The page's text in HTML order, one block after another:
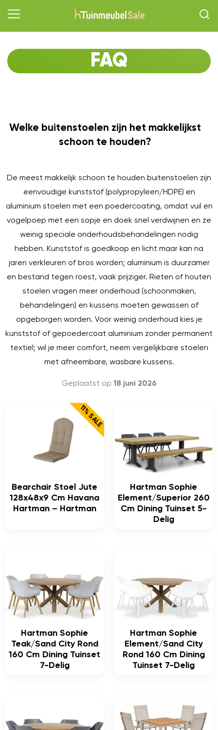
FAQ
Welke buitenstoelen zijn het makkelijkst
schoon te houden?
De meest makkelijk schoon te houden buitenstoelen zijn
eenvoudige kunststof (polypropyleen/HDPE) en
aluminium stoelen met een poedercoating, omdat vuil en
vogelpoep met een sopje en doek snel verdwijnen en ze
weinig speciale onderhoudsbehandelingen nodig
hebben. Kunststof is goedkoop en licht maar kan na
jaren verkleuren of bros worden; aluminium is duurzamer
en bestand tegen roest, vaak prijziger. Rieten of houten
stoelen vragen meer onderhoud (schoonmaken,
behandelingen) en kussens moeten gewassen of
opgeborgen worden. Voor weinig onderhoud kies je
kunststof of gepoedercoat aluminium zonder permanent
textiel; wil je meer comfort, neem vergelijkbare stoelen
met afneembare, wasbare kussens.
Geplaatst op 18 juni 2026
11% SALE
Bearchair Stoel Jute
128x48x9 Cm Havana
Hartman – Hartman
Hartman Sophie
Element/Superior 260
Cm Dining Tuinset 5-
Delig
Hartman Sophie
Teak/Sand City Rond
160 Cm Dining Tuinset
7-Delig
Hartman Sophie
Element/Sand City
Rond 160 Cm Dining
Tuinset 7-Delig